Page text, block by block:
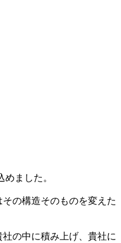
ました。
の構造そのものを変えた
の中に積み上げ、貴社に